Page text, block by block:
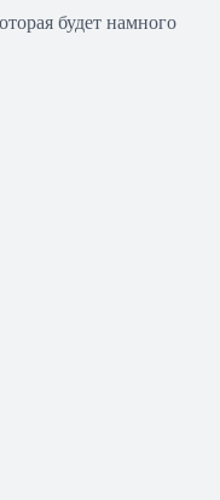
будет намного